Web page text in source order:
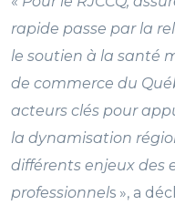
rapide passe par la
le soutien à la santé
de commerce du
acteurs clés pour
la dynamisation
différents enjeux des
professionnels », a